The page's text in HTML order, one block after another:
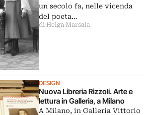
un secolo fa, nelle vicenda
del poeta…
di Helga Marsala
DESIGN
Nuova Libreria Rizzoli. Arte e
lettura in Galleria, a Milano
A Milano, in Galleria Vittorio